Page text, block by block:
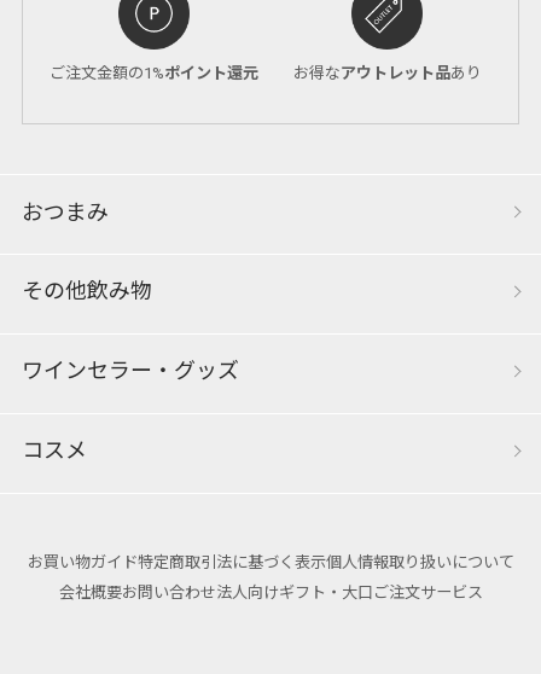
ご注文金額の1%ポイント還元 お得なアウトレット品あり
おつまみ
その他飲み物
ワインセラー・グッズ
コスメ
お買い物ガイド特定商取引法に基づく表示個人情報取り扱いについて
会社概要お問い合わせ法人向けギフト・大口ご注文サービス